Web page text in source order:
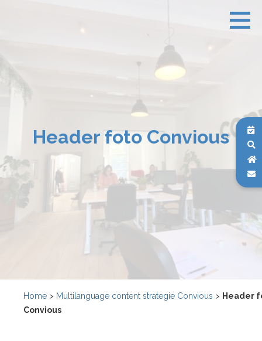
Header foto Convious
Home > Multilanguage content strategie Convious > Header
Convious